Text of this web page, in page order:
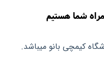
کیمچی بانو میباشد.
شما هستیم